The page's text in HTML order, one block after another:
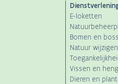
E-loketten
Bomen en
Natuur wijzigen
Vissen en
Dieren en